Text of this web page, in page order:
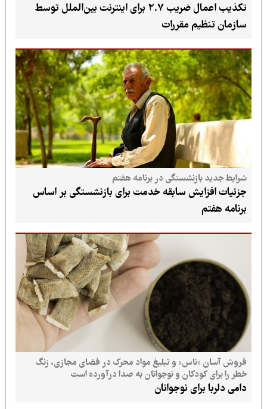
تکذیب اعمال ضریب ۲.۷ برای اینترنت بین‌الملل توسط
سازمان تنظیم مقررات
شرایط جدید بازنشستگی در برنامه هفتم
جزئیات افزایش سابقه خدمت برای بازنشستگی بر اساس
برنامه هفتم
فروش آسان «ناس» و تبلیغ مواد محرک در فضای مجازی، زنگ
خطر را برای کودکان و نوجوانان به صدا درآورده است
دامی دلربا برای نوجوانان